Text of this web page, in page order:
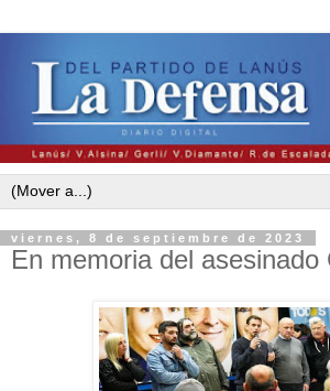
viernes, 8 de septiembre de 2023
En memoria del asesinado